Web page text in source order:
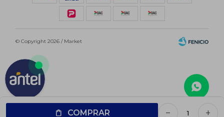
COMPRAR remove add
© Copyright 2026 / Market